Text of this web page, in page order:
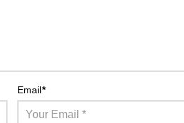
Email*